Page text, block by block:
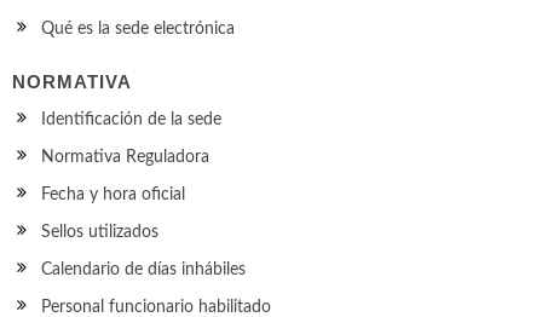
Qué es la sede electrónica
NORMATIVA
Identificación de la sede
Normativa Reguladora
Fecha y hora oficial
Sellos utilizados
Calendario de días inhábiles
Personal funcionario habilitado